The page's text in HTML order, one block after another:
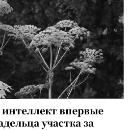
впервые
участка за